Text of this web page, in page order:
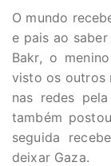
O mundo
e pais ao
Bakr, o
visto os outros
nas redes
também
seguida
deixar Gaza.